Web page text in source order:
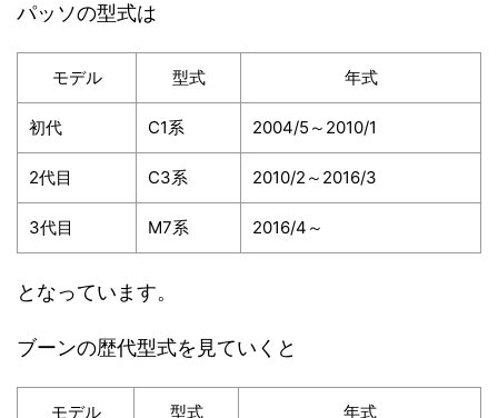
パッソの型式は
モデル 型式 年式
初代 C1系 2004/5～2010/1
2代目 C3系 2010/2～2016/3
3代目 M7系 2016/4～
となっています。
ブーンの歴代型式を見ていくと
モデル 型式 年式